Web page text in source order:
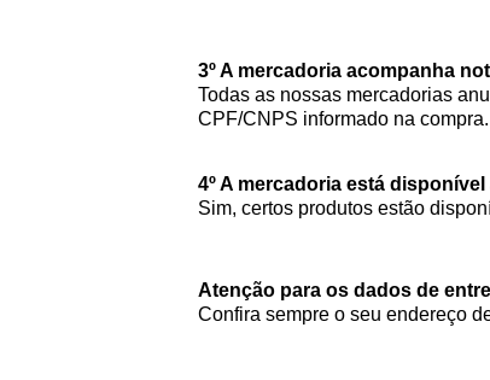
3º A mercadoria acompanha
Todas as nossas mercadorias
CPF/CNPS informado na compra.
4º A mercadoria está
Sim, certos produtos estão
Atenção para os dados de
Confira sempre o seu endereço